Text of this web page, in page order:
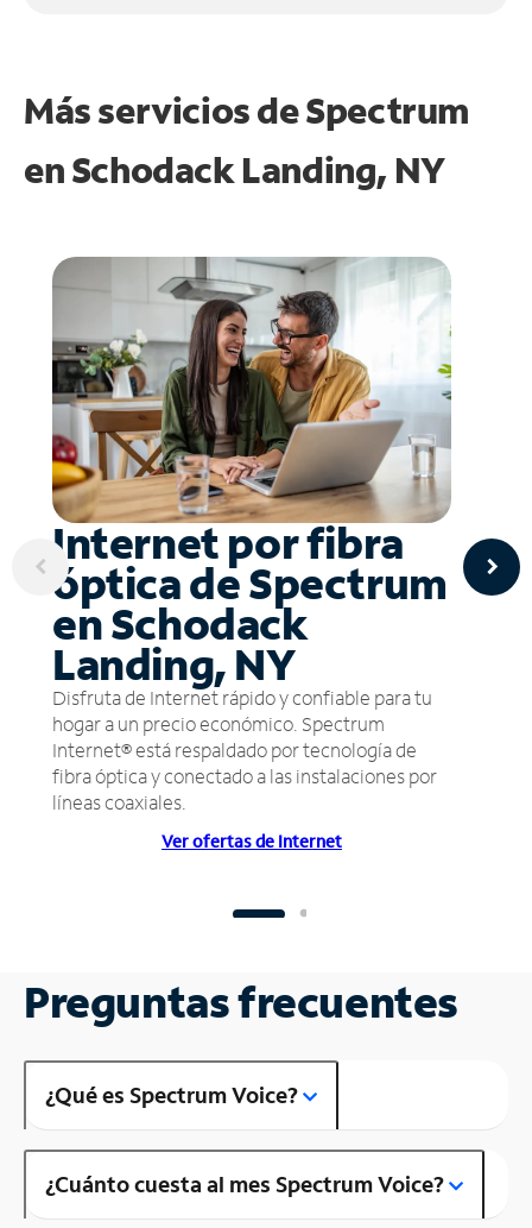
Más servicios de Spectrum
enSchodack Landing, NY
Internet por fibra
óptica de Spectrum
en Schodack
Landing, NY
Disfruta de Internet rápido y confiable para tu
hogar a un precio económico. Spectrum
Internet® está respaldado por tecnología de
fibra óptica y conectado a las instalaciones por
líneas coaxiales.
Ver ofertas de Internet
Preguntas frecuentes
¿Qué es Spectrum Voice?
¿Cuánto cuesta al mes Spectrum Voice?